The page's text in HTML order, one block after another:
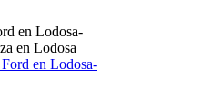
en Lodosa-
en Lodosa